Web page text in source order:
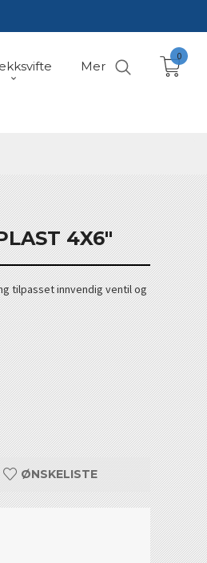
Mer
0
4X6"
tilpasset innvendig ventil og
ØNSKELISTE